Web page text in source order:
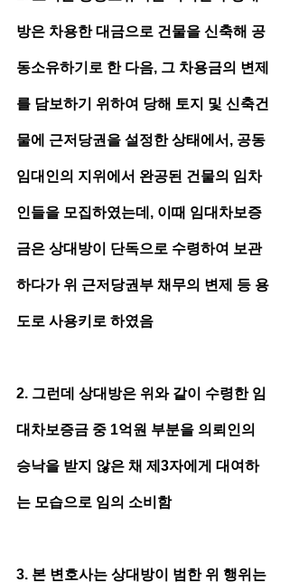
방은 차용한 대금으로 건물을 신축해 공
동소유하기로 한 다음, 그 차용금의 변제
를 담보하기 위하여 당해 토지 및 신축건
물에 근저당권을 설정한 상태에서, 공동
임대인의 지위에서 완공된 건물의 임차
인들을 모집하였는데, 이때 임대차보증
금은 상대방이 단독으로 수령하여 보관
하다가 위 근저당권부 채무의 변제 등 용
도로 사용키로 하였음
2. 그런데 상대방은 위와 같이 수령한 임
대차보증금 중 1억원 부분을 의뢰인의
승낙을 받지 않은 채 제3자에게 대여하
는 모습으로 임의 소비함
3. 본 변호사는 상대방이 범한 위 행위는